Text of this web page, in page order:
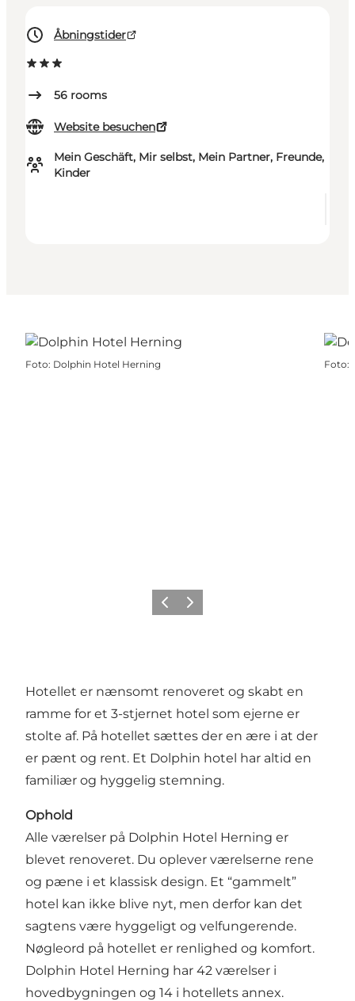
Åbningstider
56 rooms
Website besuchen
Mein Geschäft, Mir selbst, Mein Partner, Freunde,
Kinder
Foto: Dolphin Hotel Herning Foto:
ZurückWeiter
Hotellet er nænsomt renoveret og skabt en
ramme for et 3-stjernet hotel som ejerne er
stolte af. På hotellet sættes der en ære i at der
er pænt og rent. Et Dolphin hotel har altid en
familiær og hyggelig stemning.
Ophold
Alle værelser på Dolphin Hotel Herning er
blevet renoveret. Du oplever værelserne rene
og pæne i et klassisk design. Et “gammelt”
hotel kan ikke blive nyt, men derfor kan det
sagtens være hyggeligt og velfungerende.
Nøgleord på hotellet er renlighed og komfort.
Dolphin Hotel Herning har 42 værelser i
hovedbygningen og 14 i hotellets annex.